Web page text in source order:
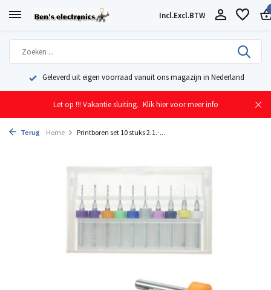
Incl.Excl.BTW
Geleverd uit eigen voorraad vanuit ons magazijn in Nederland
Let op !!! Vakantie sluiting. Klik hier voor meer info
Terug Home Printboren set 10 stuks 2.1.-...